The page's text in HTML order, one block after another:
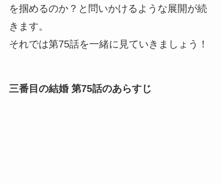
を掴めるのか？と問いかけるような展開が続
きます。
それでは第75話を一緒に見ていきましょう！
三番目の結婚 第75話のあらすじ